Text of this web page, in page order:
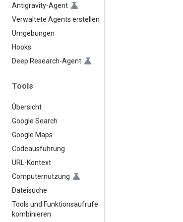
Antigravity-Agent
Verwaltete Agents erstellen
Umgebungen
Hooks
Deep Research-Agent
Tools
Übersicht
Google Search
Google Maps
Codeausführung
URL-Kontext
Computernutzung
Dateisuche
Tools und Funktionsaufrufe
kombinieren